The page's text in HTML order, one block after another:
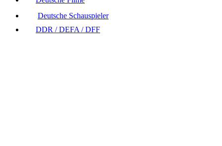
Deutsche Schauspieler
DDR / DEFA / DFF